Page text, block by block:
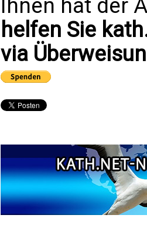
Ihnen hat der
helfen Sie
via